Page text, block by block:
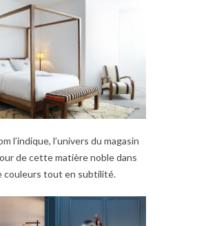
l’indique, l’univers du magasin
de cette matière noble dans
couleurs tout en subtilité.